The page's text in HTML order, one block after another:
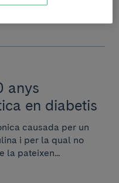
eficaç...
anys
en diabetis
causada per un
i per la qual no
la pateixen...